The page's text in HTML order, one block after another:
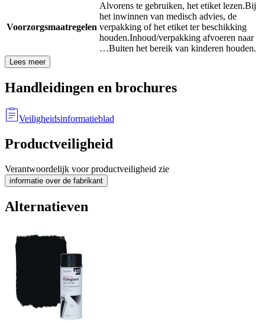
Voorzorgsmaatregelen
Alvorens te gebruiken, het etiket lezen.Bij
het inwinnen van medisch advies, de
verpakking of het etiket ter beschikking
houden.Inhoud/verpakking afvoeren naar
…Buiten het bereik van kinderen houden.
Lees meer
Handleidingen en brochures
Veiligheidsinformatieblad
Productveiligheid
Verantwoordelijk voor productveiligheid zie
informatie over de fabrikant
Alternatieven